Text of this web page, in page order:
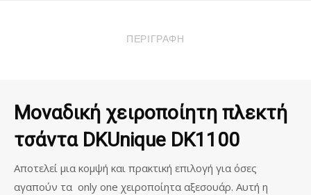
ΠΕΡΙΓΡΑΦΉ
Μοναδική χειροποίητη πλεκτή
τσάντα DKUnique DK1100
Αποτελεί μια κομψή και πρακτική επιλογή για όσες
αγαπούν τα only one χειροποίητα αξεσουάρ. Αυτή η